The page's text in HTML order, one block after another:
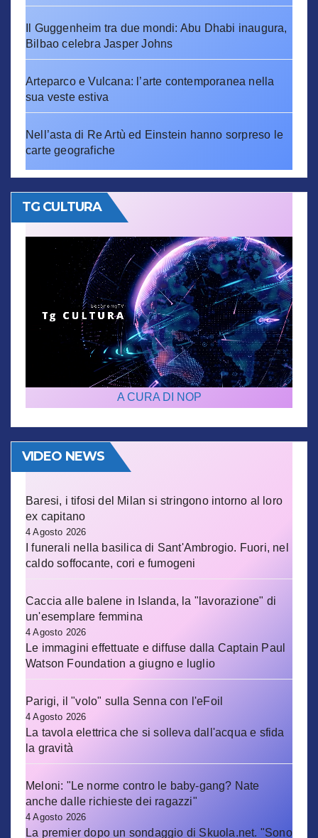
Il Guggenheim tra due mondi: Abu Dhabi inaugura,
Bilbao celebra Jasper Johns
Arteparco e Vulcana: l’arte contemporanea nella
sua veste estiva
Nell’asta di Re Artù ed Einstein hanno sorpreso le
carte geografiche
TG CULTURA
A CURA DI NOP
VIDEO NEWS
Baresi, i tifosi del Milan si stringono intorno al loro
ex capitano
4 Agosto 2026
I funerali nella basilica di Sant'Ambrogio. Fuori, nel
caldo soffocante, cori e fumogeni
Caccia alle balene in Islanda, la "lavorazione" di
un'esemplare femmina
4 Agosto 2026
Le immagini effettuate e diffuse dalla Captain Paul
Watson Foundation a giugno e luglio
Parigi, il "volo" sulla Senna con l'eFoil
4 Agosto 2026
La tavola elettrica che si solleva dall'acqua e sfida
la gravità
Meloni: "Le norme contro le baby-gang? Nate
anche dalle richieste dei ragazzi"
4 Agosto 2026
La premier dopo un sondaggio di Skuola.net. "Sono